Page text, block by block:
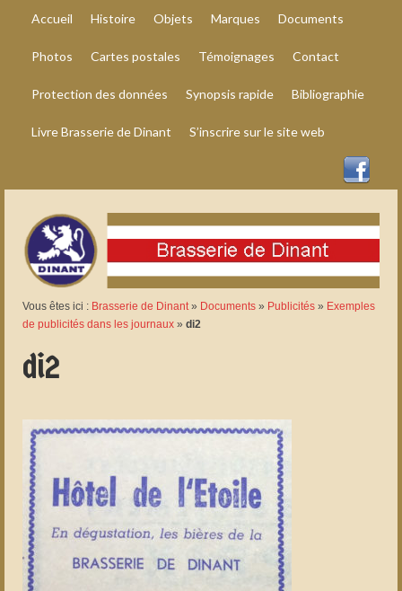
Accueil Histoire Objets Marques Documents
Photos Cartes postales Témoignages Contact
Protection des données Synopsis rapide Bibliographie
Livre Brasserie de Dinant S’inscrire sur le site web
Vous êtes ici : Brasserie de Dinant» Documents » Publicités » Exemples
de publicités dans les journaux » di2
di2